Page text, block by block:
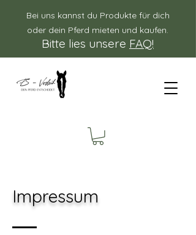
Bei uns kannst du Produkte für dich
oder dein Pferd mieten und kaufen.
Bitte lies unsere FAQ!
Impressum